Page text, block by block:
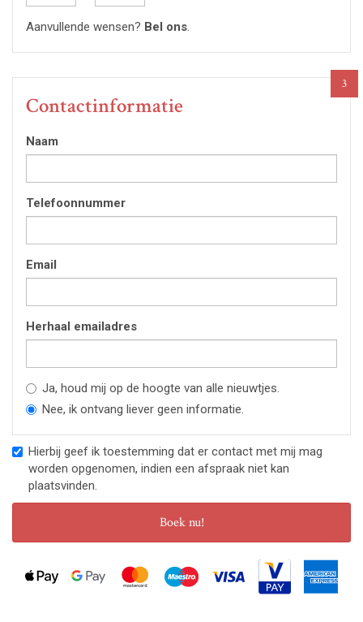
Aanvullende wensen? Bel ons
3
Contactinformatie
Naam
Telefoonnummer
Email
Herhaal emailadres
Ja, houd mij op de hoogte van alle nieuwtjes.
Nee, ik ontvang liever geen informatie.
Hierbij geef ik toestemming dat er contact met mij mag
worden opgenomen, indien een afspraak niet kan
plaatsvinden.
Boek nu!